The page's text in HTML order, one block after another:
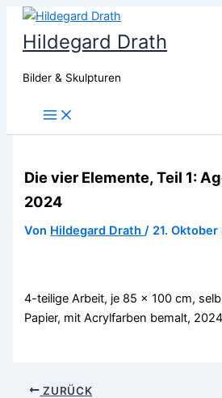
Zum
Inhalt
springen
Hildegard Drath
Bilder & Skulpturen
Main
Menu
Die vier Elemente, Teil 1:
2024
Von Hildegard Drath/ 21.
4-teilige Arbeit, je 85 x 100 cm,
Papier, mit Acrylfarben bemalt, 2024
ZURÜCK